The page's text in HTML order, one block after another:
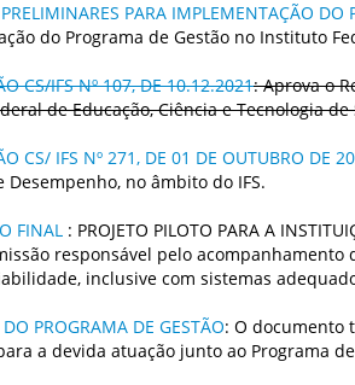
PARA IMPLEMENTAÇÃO DO
do Programa de Gestão no Instituto
CS/IFS Nº 107, DE 10.12.2021: Aprova o
de Educação, Ciência e Tecnologia de
CS/ IFS Nº 271, DE 01 DE OUTUBRO DE
Desempenho, no âmbito do IFS.
FINAL : PROJETO PILOTO PARA A
responsável pelo acompanhamento
inclusive com sistemas
PROGRAMA DE GESTÃO: O documento
a devida atuação junto ao Programa